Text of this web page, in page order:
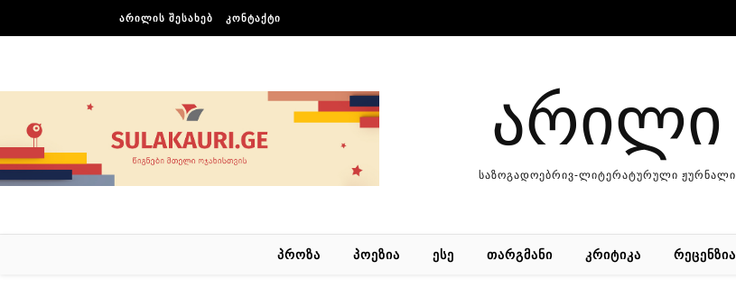
ᲐᲠᲘᲚᲘᲡ ᲨᲔᲡᲐᲮᲔᲑ ᲙᲝᲜᲢᲐᲥᲢᲘ
არილი
საზოგადოებრივ-ლიტერატურული ჟურნალი
ᲞᲠᲝᲖᲐ ᲞᲝᲔᲖᲘᲐ ᲔᲡᲔ ᲗᲐᲠᲒᲛᲐᲜᲘ ᲙᲠᲘᲢᲘᲙᲐ ᲠᲔᲪᲔᲜᲖᲘᲐ